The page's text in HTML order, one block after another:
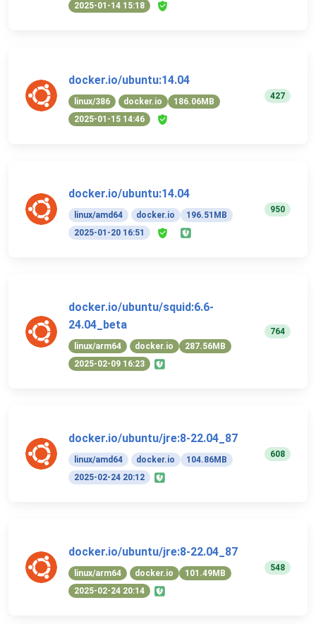
2025-01-14 15:18
docker.io/ubuntu:14.04
linux/386 docker.io
186.06MB
2025-01-15 14:46
427
docker.io/ubuntu:14.04
linux/amd64 docker.io
196.51MB
2025-01-20 16:51
950
docker.io/ubuntu/squid:6.6-
24.04_beta
linux/arm64 docker.io
287.56MB
2025-02-09 16:23
764
docker.io/ubuntu/jre:8-22.04_87
linux/amd64 docker.io
104.86MB
2025-02-24 20:12
608
docker.io/ubuntu/jre:8-22.04_87
linux/arm64 docker.io
101.49MB
2025-02-24 20:14
548